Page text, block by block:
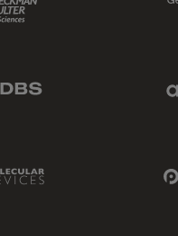
Molecular Devices Link